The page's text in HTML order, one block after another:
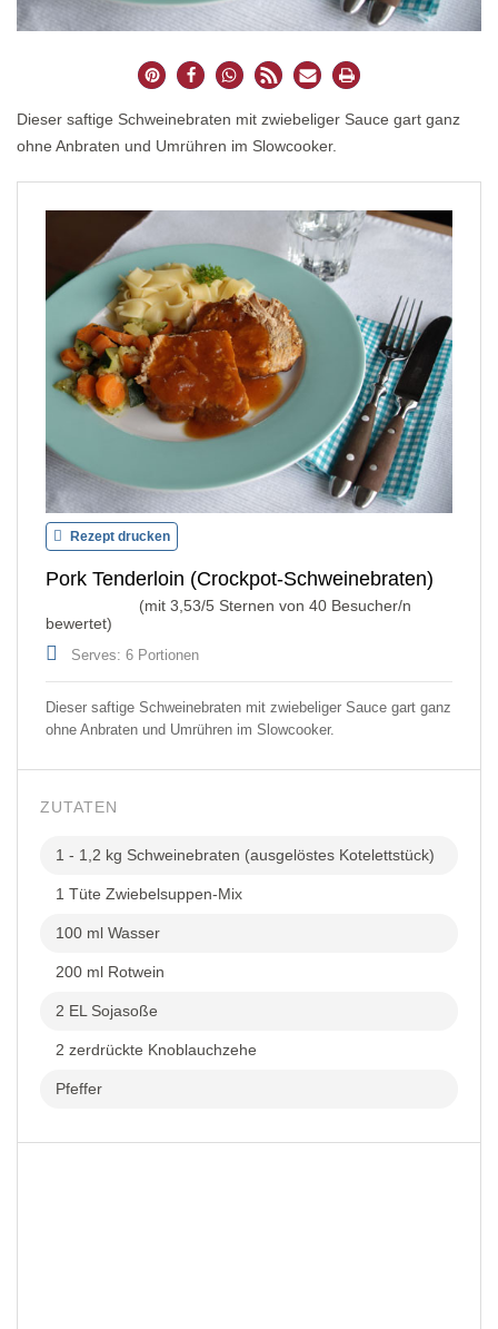
Dieser saftige Schweinebraten mit zwiebeliger Sauce gart ganz
ohne Anbraten und Umrühren im Slowcooker.
Rezept drucken
Pork Tenderloin (Crockpot-Schweinebraten)
(mit 3,53/5 Sternen von 40 Besucher/n
bewertet)
Serves: 6 Portionen
Dieser saftige Schweinebraten mit zwiebeliger Sauce gart ganz
ohne Anbraten und Umrühren im Slowcooker.
ZUTATEN
1 - 1,2 kg Schweinebraten (ausgelöstes Kotelettstück)
1 Tüte Zwiebelsuppen-Mix
100 ml Wasser
200 ml Rotwein
2 EL Sojasoße
2 zerdrückte Knoblauchzehe
Pfeffer